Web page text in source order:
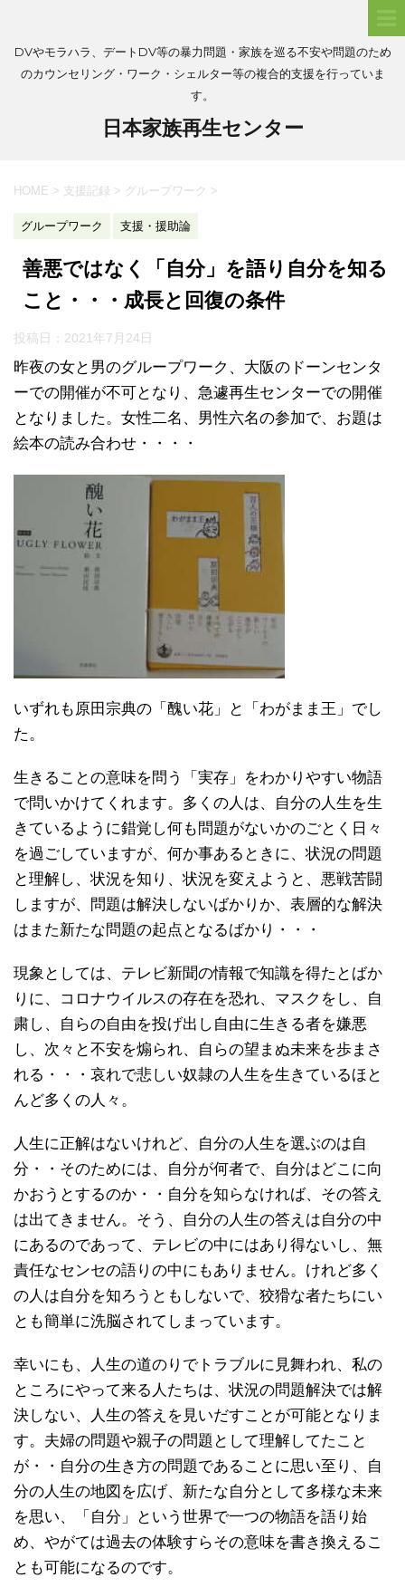
DVやモラハラ、デートDV等の暴力問題・家族を巡る不安や問題のため
のカウンセリング・ワーク・シェルター等の複合的支援を行っていま
す。
日本家族再生センター
HOME > 支援記録 > グループワーク >
グループワーク 支援・援助論
善悪ではなく「自分」を語り自分を知る
こと・・・成長と回復の条件
投稿日： 2021年7月24日
昨夜の女と男のグループワーク、大阪のドーンセンタ
ーでの開催が不可となり、急遽再生センターでの開催
となりました。女性二名、男性六名の参加で、お題は
絵本の読み合わせ・・・・
いずれも原田宗典の「醜い花」と「わがまま王」でし
た。
生きることの意味を問う「実存」をわかりやすい物語
で問いかけてくれます。多くの人は、自分の人生を生
きているように錯覚し何も問題がないかのごとく日々
を過ごしていますが、何か事あるときに、状況の問題
と理解し、状況を知り、状況を変えようと、悪戦苦闘
しますが、問題は解決しないばかりか、表層的な解決
はまた新たな問題の起点となるばかり・・・
現象としては、テレビ新聞の情報で知識を得たとばか
りに、コロナウイルスの存在を恐れ、マスクをし、自
粛し、自らの自由を投げ出し自由に生きる者を嫌悪
し、次々と不安を煽られ、自らの望まぬ未来を歩まさ
れる・・・哀れで悲しい奴隷の人生を生きているほと
んど多くの人々。
人生に正解はないけれど、自分の人生を選ぶのは自
分・・そのためには、自分が何者で、自分はどこに向
かおうとするのか・・自分を知らなければ、その答え
は出てきません。そう、自分の人生の答えは自分の中
にあるのであって、テレビの中にはあり得ないし、無
責任なセンセの語りの中にもありません。けれど多く
の人は自分を知ろうともしないで、狡猾な者たちにい
とも簡単に洗脳されてしまっています。
幸いにも、人生の道のりでトラブルに見舞われ、私の
ところにやって来る人たちは、状況の問題解決では解
決しない、人生の答えを見いだすことが可能となりま
す。夫婦の問題や親子の問題として理解してたこと
が・・自分の生き方の問題であることに思い至り、自
分の人生の地図を広げ、新たな自分として多様な未来
を思い、「自分」という世界で一つの物語を語り始
め、やがては過去の体験すらその意味を書き換えるこ
とも可能になるのです。